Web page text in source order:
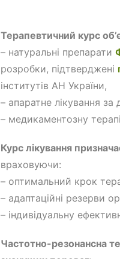
Терапевтичний курс
– натуральні препарати
розробки, підтверджені
інститутів АН України,
– апаратне лікування
– медикаментозну
Курс лікування
враховуючи:
– оптимальний крок
– адаптаційні резерви
– індивідуальну
Частотно-резонансна